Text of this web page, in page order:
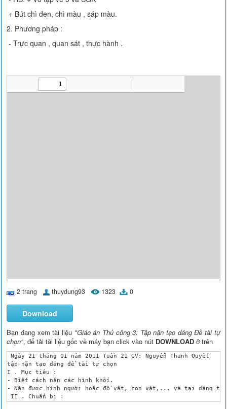
+ Bút chì đen, chì màu , sáp màu.
2. Phương pháp :
- Trực quan , quan sát , thực hành .
2 trang thuydung93 1323 0
Download
Bạn đang xem tài liệu "Giáo án Thủ công 3: Tập nặn tạo dáng Đề tài tự
chọn", để tải tài liệu gốc về máy bạn click vào nút DOWNLOAD ở trên
Ngày 21 tháng 01 năm 2011 Tuần 21 GV: Nguyễn Thanh Quyết
tập nặn tạo dáng đề tài tự chọn
I . Mục tiêu :
- Biết cách nặn các hình khối.
- Nặn được hình người hoặc đồ vật, con vật,... và tại dáng
II . Chuẩn bị :
1. Đồ dùng :